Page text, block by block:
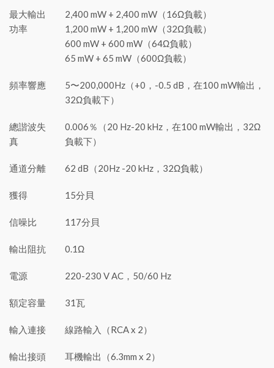
最大輸出
功率
2,400 mW + 2,400 mW（16Ω負載）
1,200 mW + 1,200 mW（32Ω負載）
600 mW + 600 mW（64Ω負載）
65 mW + 65 mW（600Ω負載）
頻率響應
5〜200,000Hz（+0，-0.5 dB，在100 mW輸出，
32Ω負載下）
總諧波失
真
0.006％（20 Hz-20 kHz，在100 mW輸出，32Ω
負載下）
通道分離 62 dB（20Hz -20 kHz，32Ω負載）
獲得 15分貝
信噪比 117分貝
輸出阻抗 0.1Ω
電源 220-230 V AC，50/60 Hz
額定容量 31瓦
輸入連接 線路輸入（RCA x 2）
輸出接頭 耳機輸出（6.3mm x 2）